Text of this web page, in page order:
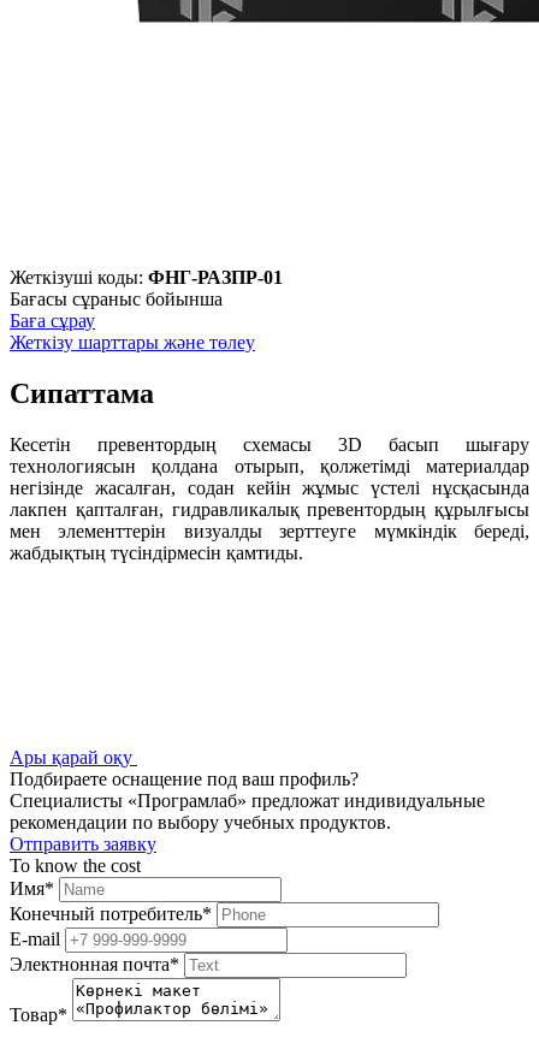
Жеткізуші коды: ФНГ-РАЗПР-01
Бағасы сұраныс бойынша
Баға сұрау
Жеткізу шарттары және төлеу
Сипаттама
Кесетін превентордың схемасы 3D басып шығару
технологиясын қолдана отырып, қолжетімді материалдар
негізінде жасалған, содан кейін жұмыс үстелі нұсқасында
лакпен қапталған, гидравликалық превентордың құрылғысы
мен элементтерін визуалды зерттеуге мүмкіндік береді,
жабдықтың түсіндірмесін қамтиды.
Ары қарай оқу
Подбираете оснащение под ваш профиль?
Специалисты «Програмлаб» предложат индивидуальные
рекомендации по выбору учебных продуктов.
Отправить заявку
To know the cost
Имя*
Конечный потребитель*
E-mail
Электнонная почта*
Товар*